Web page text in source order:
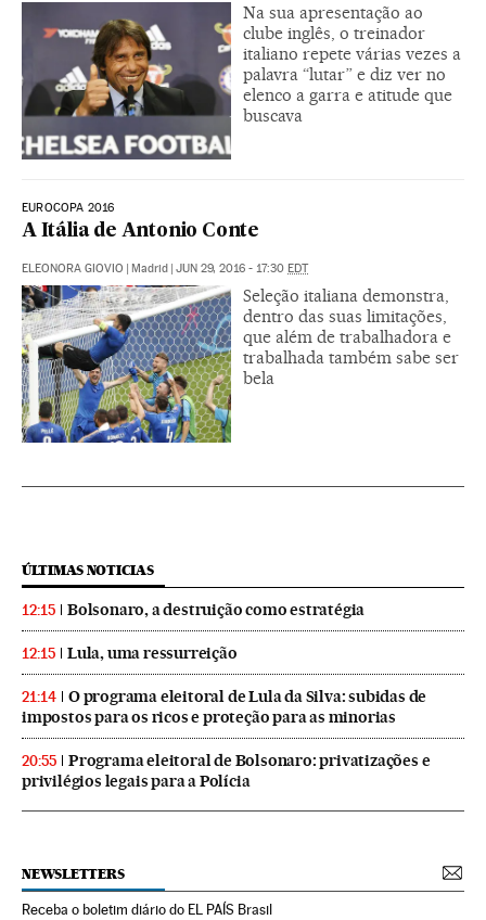
Na sua apresentação ao
clube inglês, o treinador
italiano repete várias vezes a
palavra “lutar” e diz ver no
elenco a garra e atitude que
buscava
EUROCOPA 2016
A Itália de Antonio Conte
ELEONORA GIOVIO | Madrid | JUN 29, 2016 - 17:30 EDT
Seleção italiana demonstra,
dentro das suas limitações,
que além de trabalhadora e
trabalhada também sabe ser
bela
ÚLTIMAS NOTICIAS
12:15 Bolsonaro, a destruição como estratégia
12:15 Lula, uma ressurreição
21:14
O programa eleitoral de Lula da Silva: subidas de
impostos para os ricos e proteção para as minorias
20:55
Programa eleitoral de Bolsonaro: privatizações e
privilégios legais para a Polícia
NEWSLETTERS
Receba o boletim diário do EL PAÍS Brasil